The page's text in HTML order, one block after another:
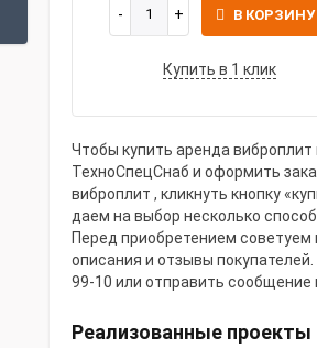
В КОРЗИНУ
Купить в 1 клик
Чтобы купить аренда
ТехноСпецСнаб и оформить
виброплит , кликнуть кнопку
даем на выбор несколько
Перед приобретением
описания и отзывы
99-10 или отправить сообщение
Реализованные проекты